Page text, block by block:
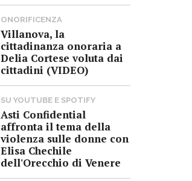
ONORIFICENZA
Villanova, la
cittadinanza onoraria a
Delia Cortese voluta dai
cittadini (VIDEO)
SU YOUTUBE E SPOTIFY
Asti Confidential
affronta il tema della
violenza sulle donne con
Elisa Chechile
dell'Orecchio di Venere